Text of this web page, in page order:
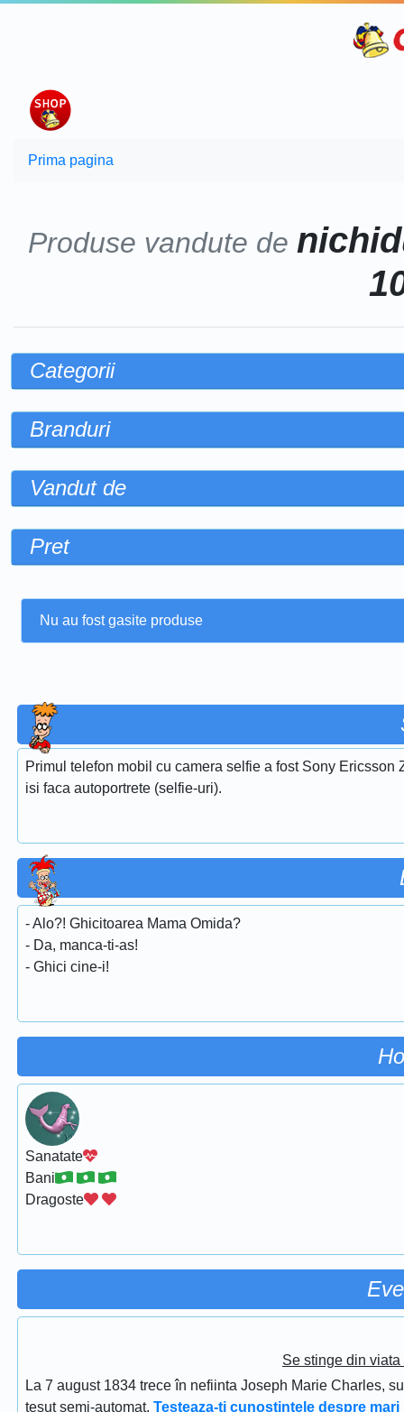
Prima pagina
Produse vandute de
Categorii
Branduri
Vandut de
Pret
Nu au fost gasite produse
Primul telefon mobil cu camera selfie a fost Sony
isi faca autoportrete (selfie-uri).
- Alo?! Ghicitoarea Mama Omida?
- Da, manca-ti-as!
- Ghici cine-i!
Sanatate
Bani
Dragoste
Se stinge din
La 7 august 1834 trece în nefiinta Joseph Marie Charles,
tesut semi-automat. Testeaza-ti cunostintele despre